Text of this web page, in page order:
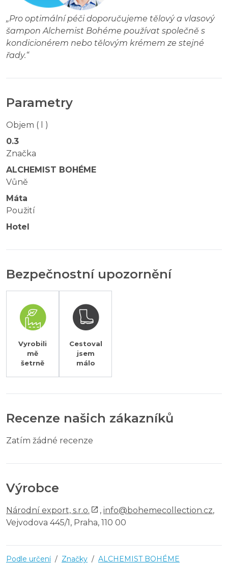
„Pro optimální péči doporučujeme tělový a vlasový
šampon Alchemist Bohéme používat společně s
kondicionérem nebo tělovým krémem ze stejné
řady.“
Parametry
Objem ( l )
0.3
Značka
ALCHEMIST BOHÉME
Vůně
Máta
Použití
Hotel
Bezpečnostní upozornění
Vyrobili
mě
šetrně
Cestoval
jsem
málo
Recenze našich zákazníků
Zatím žádné recenze
Výrobce
Národní export, s.r.o. , info@bohemecollection.cz,
Vejvodova 445/1, Praha, 110 00
Podle určení / Značky / ALCHEMIST BOHÉME